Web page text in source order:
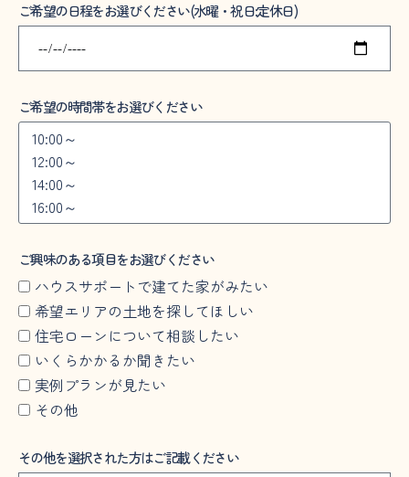
ご希望の日程をお選びください(水曜・祝日:定休日)
ご希望の時間帯をお選びください
ご興味のある項目をお選びください
ハウスサポートで建てた家がみたい
希望エリアの土地を探してほしい
住宅ローンについて相談したい
いくらかかるか聞きたい
実例プランが見たい
その他
その他を選択された方はご記載ください